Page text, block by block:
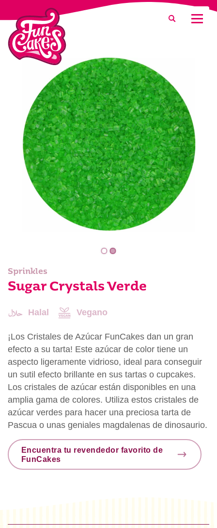
¿Qué estás buscando?
Buscar
Sprinkles
Sugar Crystals Verde
Halal Vegano
¡Los Cristales de Azúcar FunCakes dan un gran
efecto a su tarta! Este azúcar de color tiene un
aspecto ligeramente vidrioso, ideal para conseguir
un sutil efecto brillante en sus tartas o cupcakes.
Los cristales de azúcar están disponibles en una
amplia gama de colores. Utiliza estos cristales de
azúcar verdes para hacer una preciosa tarta de
Pascua o unas geniales magdalenas de dinosaurio.
Encuentra tu revendedor favorito de
FunCakes